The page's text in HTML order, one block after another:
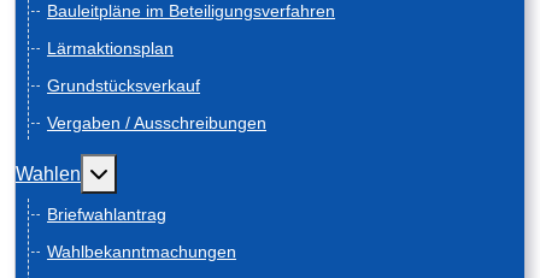
Bauleitpläne im Beteiligungsverfahren
Lärmaktionsplan
Grundstücksverkauf
Vergaben / Ausschreibungen
Wahlen Weitere Informationen: Wahlen
Briefwahlantrag
Wahlbekanntmachungen